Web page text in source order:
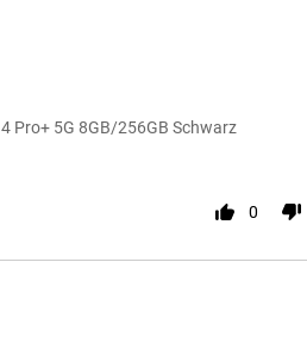
Pro+ 5G 8GB/256GB Schwarz
0